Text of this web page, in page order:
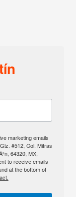
marketing emails
#512, Col. Mitras
64320, MX,
to receive emails
at the bottom of